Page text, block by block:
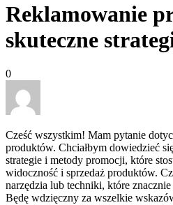
Reklamowanie
skuteczne
0
Cześć wszystkim! Mam pytanie
produktów. Chciałbym dowiedzieć
strategie i metody promocji, które
widoczność i sprzedaż produktów.
narzędzia lub techniki, które
Będę wdzięczny za wszelkie